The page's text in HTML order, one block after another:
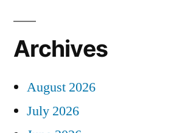
Archives
August 2026
July 2026